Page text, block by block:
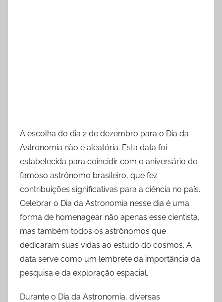
A escolha do dia 2 de dezembro para o Dia da
Astronomia não é aleatória. Esta data foi
estabelecida para coincidir com o aniversário do
famoso astrônomo brasileiro, que fez
contribuições significativas para a ciência no país.
Celebrar o Dia da Astronomia nesse dia é uma
forma de homenagear não apenas esse cientista,
mas também todos os astrônomos que
dedicaram suas vidas ao estudo do cosmos. A
data serve como um lembrete da importância da
pesquisa e da exploração espacial.
Durante o Dia da Astronomia, diversas